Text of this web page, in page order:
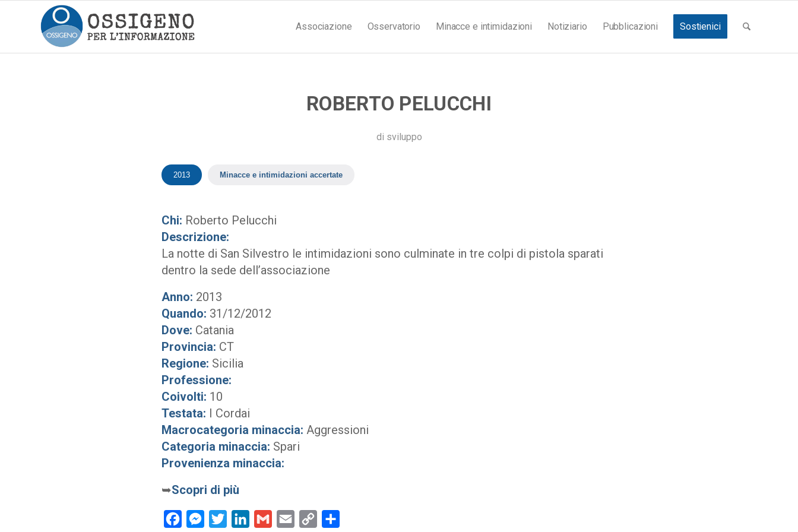
Associazione Osservatorio Minacce e intimidazioni Notiziario Pubblicazioni Sostienici
ROBERTO PELUCCHI
di sviluppo
2013 Minacce e intimidazioni accertate
Chi: Roberto Pelucchi
Descrizione:
La notte di San Silvestro le intimidazioni sono culminate in tre colpi di pistola sparati
dentro la sede dell’associazione
Anno: 2013
Quando: 31/12/2012
Dove: Catania
Provincia: CT
Regione: Sicilia
Professione:
Coivolti: 10
Testata: I Cordai
Macrocategoria minaccia: Aggressioni
Categoria minaccia: Spari
Provenienza minaccia:
➥Scopri di più
FacebookMessenger
Twitter LinkedInGmail Email
Copy